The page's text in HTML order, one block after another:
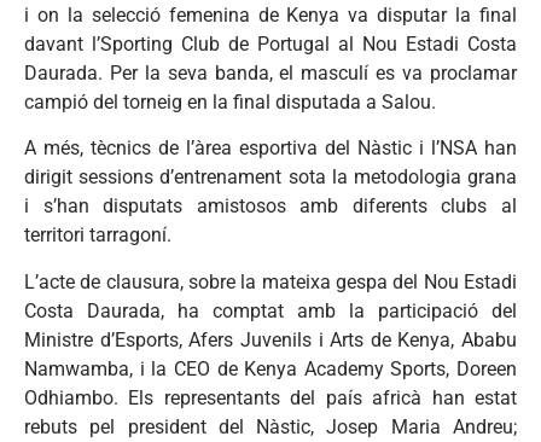
i on la selecció femenina de Kenya va disputar la final
davant l’Sporting Club de Portugal al Nou Estadi Costa
Daurada. Per la seva banda, el masculí es va proclamar
campió del torneig en la final disputada a Salou.
A més, tècnics de l’àrea esportiva del Nàstic i l’NSA han
dirigit sessions d’entrenament sota la metodologia grana
i s’han disputats amistosos amb diferents clubs al
territori tarragoní.
L’acte de clausura, sobre la mateixa gespa del Nou Estadi
Costa Daurada, ha comptat amb la participació del
Ministre d’Esports, Afers Juvenils i Arts de Kenya, Ababu
Namwamba, i la CEO de Kenya Academy Sports, Doreen
Odhiambo. Els representants del país africà han estat
rebuts pel president del Nàstic, Josep Maria Andreu;